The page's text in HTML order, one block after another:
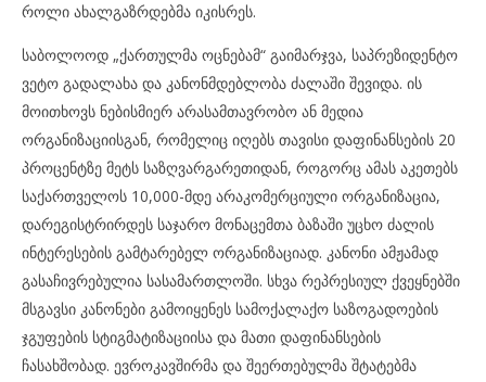
როლი ახალგაზრდებმა იკისრეს.
საბოლოოდ „ქართულმა ოცნებამ“ გაიმარჯვა, საპრეზიდენტო
ვეტო გადალახა და კანონმდებლობა ძალაში შევიდა. ის
მოითხოვს ნებისმიერ არასამთავრობო ან მედია
ორგანიზაციისგან, რომელიც იღებს თავისი დაფინანსების 20
პროცენტზე მეტს საზღვარგარეთიდან, როგორც ამას აკეთებს
საქართველოს 10,000-მდე არაკომერციული ორგანიზაცია,
დარეგისტრირდეს საჯარო მონაცემთა ბაზაში უცხო ძალის
ინტერესების გამტარებელ ორგანიზაციად. კანონი ამჟამად
გასაჩივრებულია სასამართლოში. სხვა რეპრესიულ ქვეყნებში
მსგავსი კანონები გამოიყენეს სამოქალაქო საზოგადოების
ჯგუფების სტიგმატიზაციისა და მათი დაფინანსების
ჩასახშობად. ევროკავშირმა და შეერთებულმა შტატებმა